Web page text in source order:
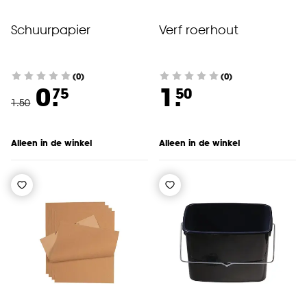
Schuurpapier
(0)
1.50 0.75
Alleen in de winkel
Verf roerhout
(0)
1.50
Alleen in de winkel